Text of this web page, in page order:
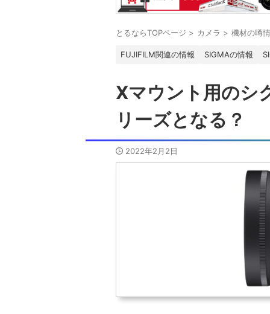
とるならTOPページ > カメラ > 機材の噂
FUJIFILM関連の情報 SIGMAの情報
Xマウント用のシ
リーズとなる？
2022年2月2日